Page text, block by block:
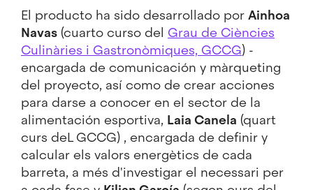
El producto ha sido desarrollado por Ainhoa
Navas (cuarto curso del Grau de Ciències
Culinàries i Gastronòmiques, GCCG) -
encargada de comunicación y màrqueting
del proyecto, así como de crear acciones
para darse a conocer en el sector de la
alimentación esportiva, Laia Canela (quart
curs deL GCCG) , encargada de definir y
calcular els valors energètics de cada
barreta, a més d'investigar el necessari per